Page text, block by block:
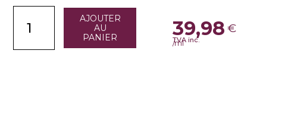
AJOUTER
AU
PANIER
39,98 €
TVA inc.
/ml